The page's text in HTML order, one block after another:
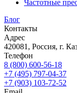
Частотные
Блог
Контакты
Адрес
420081, Россия, г.
Телефон
8 (800) 600-56-18
+7 (495) 797-04-37
+7 (903) 103-72-52